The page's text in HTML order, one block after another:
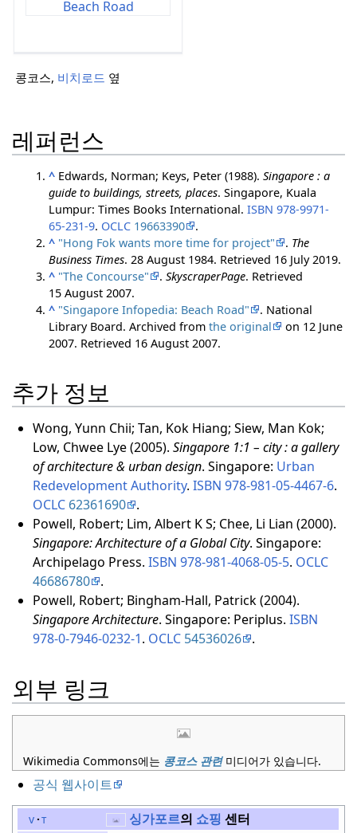
콩코스, 비치로드 옆
레퍼런스
^ Edwards, Norman; Keys, Peter (1988).Singapore : a
guide to buildings, streets, places. Singapore, Kuala
Lumpur: Times Books International.ISBN 978-9971-
65-231-9. OCLC 19663390
.
^ "Hong Fok wants more time for project" . The
Business Times. 28 August 1984. Retrieved 16 July2019.
^ "The Concourse" .SkyscraperPage. Retrieved
15 August 2007.
^ "Singapore Infopedia: Beach Road"
. National
Library Board. Archived fromthe original
on 12 June
2007. Retrieved 16 August 2007.
추가 정보
Wong, Yunn Chii; Tan, Kok Hiang; Siew, Man Kok;
Low, Chwee Lye (2005). Singapore 1:1 – city : a gallery
of architecture & urban design. Singapore: Urban
Redevelopment Authority. ISBN 978-981-05-4467-6.
OCLC 62361690
.
Powell, Robert; Lim, Albert K S; Chee, Li Lian (2000).
Singapore: Architecture of a Global City. Singapore:
Archipelago Press. ISBN 978-981-4068-05-5. OCLC
46686780
.
Powell, Robert; Bingham-Hall, Patrick (2004).
Singapore Architecture. Singapore: Periplus. ISBN
978-0-7946-0232-1. OCLC 54536026 .
외부 링크
Wikimedia Commons에는 콩코스 관련미디어가 있습니다.
공식 웹사이트
v t 싱가포르의 쇼핑 센터